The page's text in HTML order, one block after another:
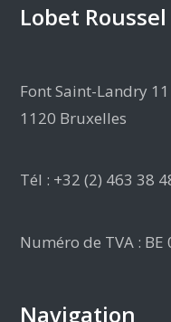
Lobet Roussel
Font Saint-Landry 11
1120 Bruxelles
Tél : +32 (2) 463 38
Numéro de TVA : BE
Navigation